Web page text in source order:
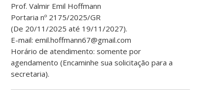
Prof. Valmir Emil Hoffmann
Portaria nº 2175/2025/GR
(De 20/11/2025 até 19/11/2027).
E-mail: emil.hoffmann67@gmail.com
Horário de atendimento: somente por
agendamento (Encaminhe sua solicitação para a
secretaria).